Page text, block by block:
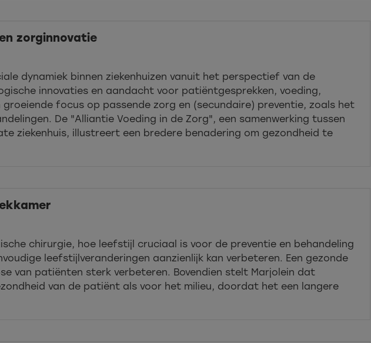
zorginnovatie
dynamiek binnen ziekenhuizen vanuit het perspectief van de
innovaties en aandacht voor patiëntgesprekken, voeding,
focus op passende zorg en (secundaire) preventie, zoals het
De "Alliantie Voeding in de Zorg", een samenwerking tussen
ziekenhuis, illustreert een bredere benadering om gezondheid te
chirurgie, hoe leefstijl cruciaal is voor de preventie en behandeling
leefstijlveranderingen aanzienlijk kan verbeteren. Een gezonde
van patiënten sterk verbeteren. Bovendien stelt Marjolein dat
van de patiënt als voor het milieu, doordat het een langere